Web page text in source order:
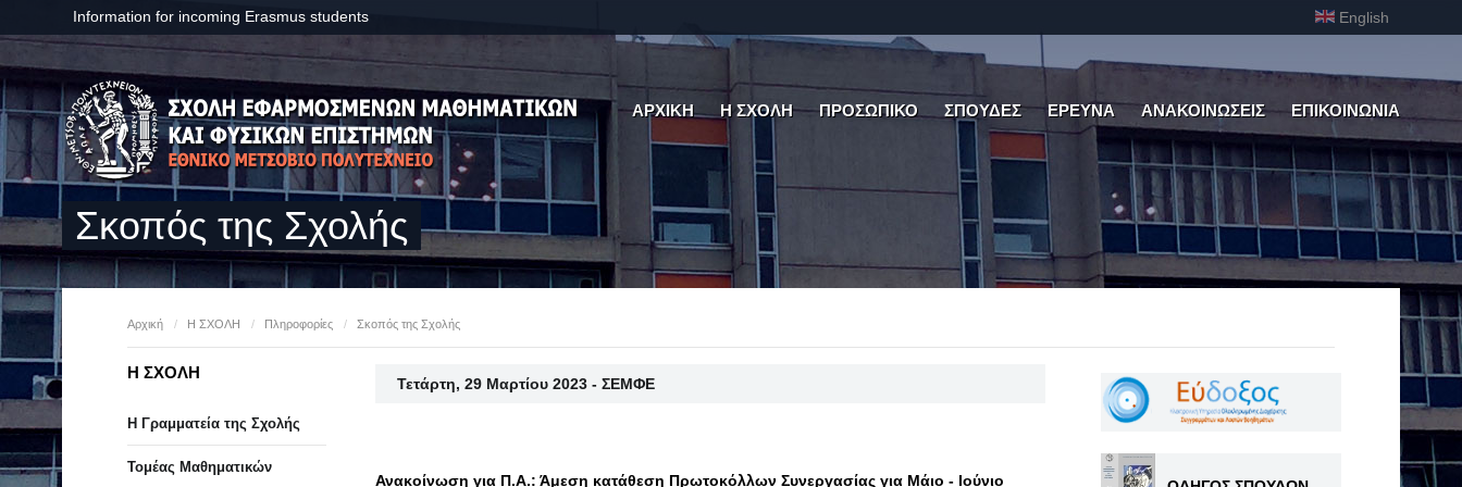
Information for incoming Erasmus students English
ΑΡΧΙΚΗ Η ΣΧΟΛΗ ΠΡΟΣΩΠΙΚΟ ΣΠΟΥΔΕΣ ΕΡΕΥΝΑ ΑΝΑΚΟΙΝΩΣΕΙΣ ΕΠΙΚΟΙΝΩΝΙΑ
Σκοπός της Σχολής
Αρχική / Η ΣΧΟΛΗ / Πληροφορίες / Σκοπός της Σχολής
Τετάρτη, 29 Μαρτίου 2023 - ΣΕΜΦΕ
Ανακοίνωση για Π.Α.: Άμεση κατάθεση Πρωτοκόλλων Συνεργασίας για Μάιο - Ιούνιο
Η ΣΧΟΛΗ
Η Γραμματεία της Σχολής
Τομέας Μαθηματικών